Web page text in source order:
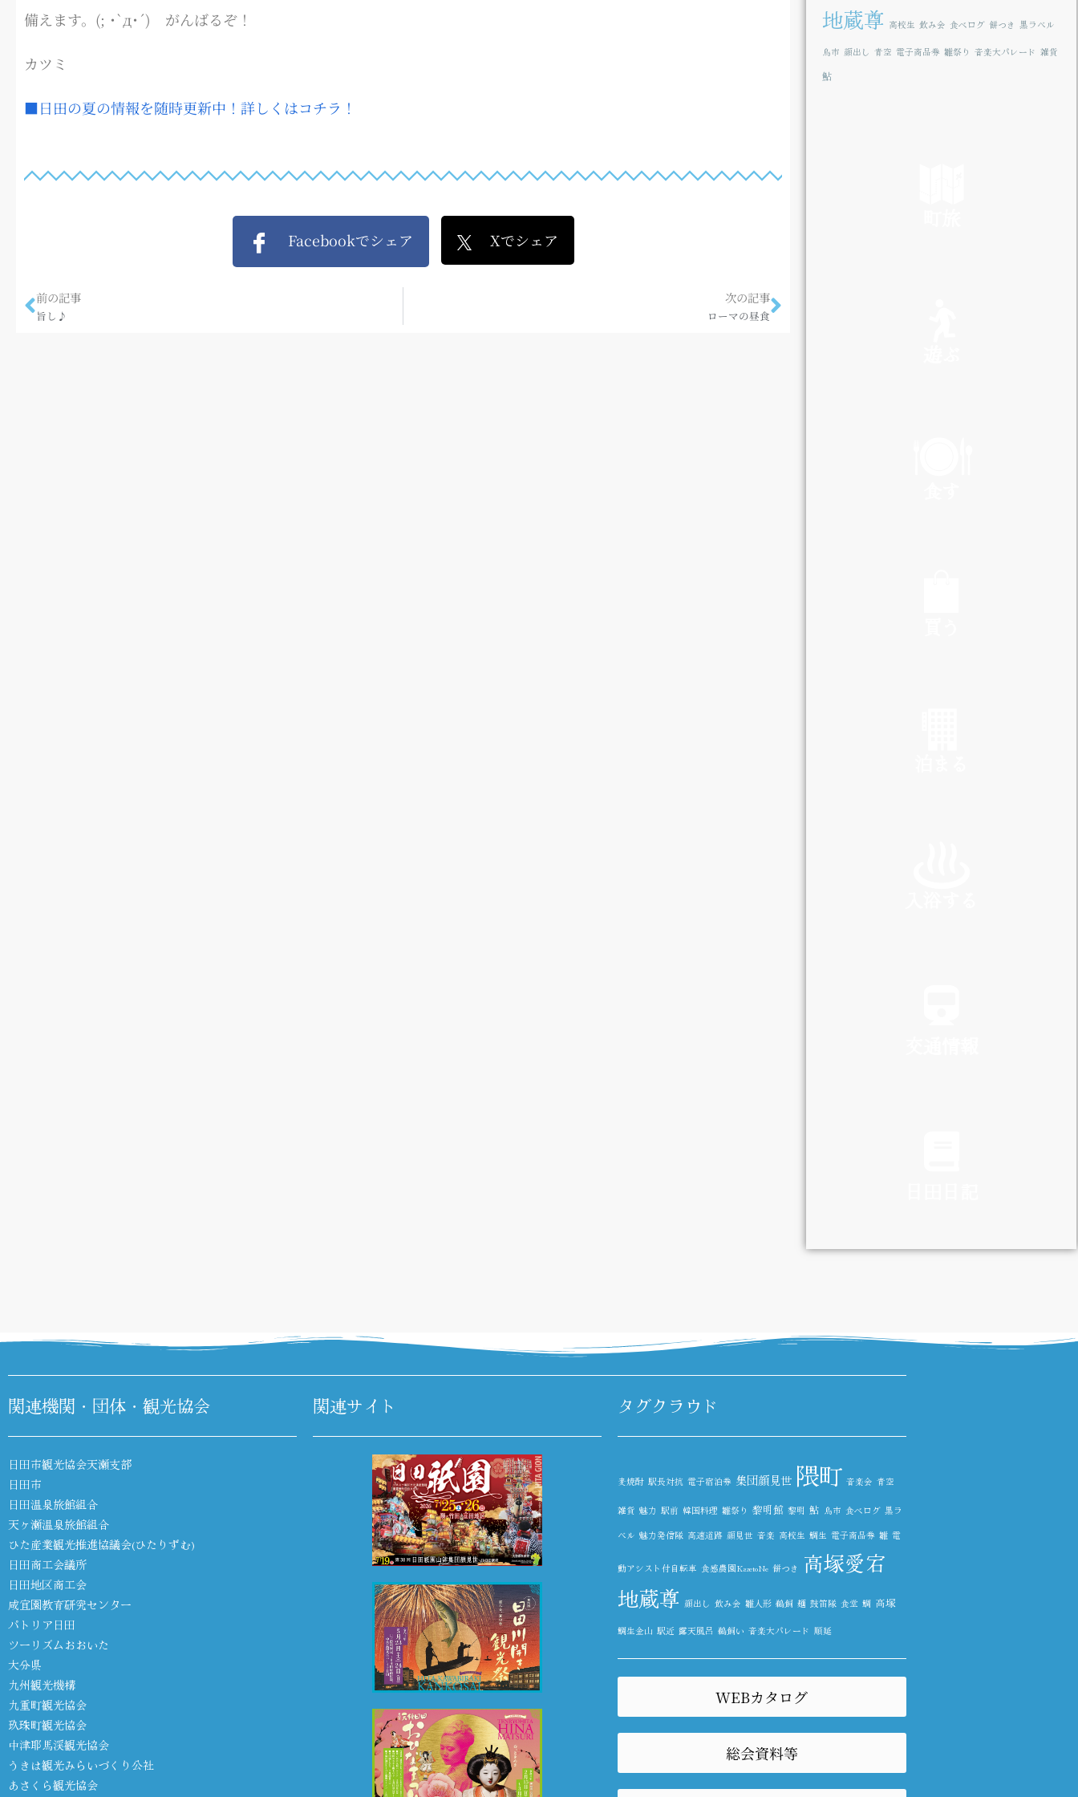
備えます。(; ･`д･´) がんばるぞ！
カツミ
■日田の夏の情報を随時更新中！詳しくはコチラ！
Facebookでシェア Xでシェア
前の記事
旨し♪
次の記事
ローマの昼食
地蔵尊 高校生 飲み会 食べログ 餅つき 黒ラベル
鳥市 顔出し 青空 電子商品券 雛祭り 音楽大パレード 雑貨
鮎
DIARY
関連機関・団体・観光協会
日田市観光協会天瀬支部
日田市
日田温泉旅館組合
天ヶ瀬温泉旅館組合
ひた産業観光推進協議会(ひたりずむ)
日田商工会議所
日田地区商工会
咸宜園教育研究センター
パトリア日田
ツーリズムおおいた
大分県
九州観光機構
九重町観光協会
玖珠町観光協会
中津耶馬渓観光協会
うきは観光みらいづくり公社
あさくら観光協会
関連サイト タグクラウド
麦焼酎 駅長対抗 電子宿泊券 集団顔見世 隈町 音楽会 青空
雑貨 魅力 駅前 韓国料理 雛祭り 黎明館 黎明 鮎 鳥市 食べログ 黒ラ
ベル 魅力発信隊 高速道路 顔見世 音楽 高校生 鯛生 電子商品券 雛 電
動アシスト付自転車 食感農園KazetoNe 餅つき
高塚愛宕
地蔵尊 顔出し 飲み会 雛人形 鵜飼 麺 鼓笛隊 食堂 鯛 高塚
鯛生金山 駅近 露天風呂 鵜飼い 音楽大パレード 順延
WEBカタログ
総会資料等